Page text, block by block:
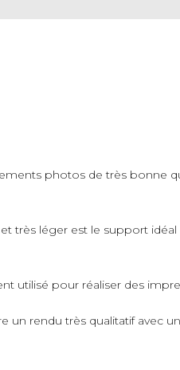
photos de très bonne
très léger est le support
utilisé pour réaliser des
rendu très qualitatif avec